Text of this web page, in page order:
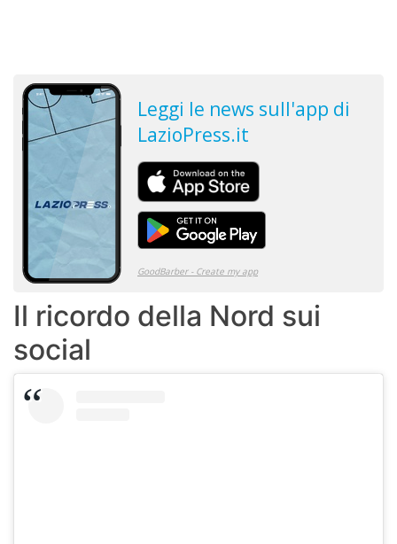
Il ricordo della Nord sui
social